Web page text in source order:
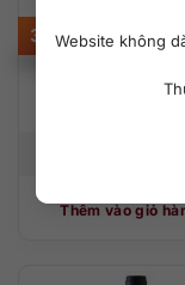
Website không
Mateus The
390.000₫
Thêm vào giỏ